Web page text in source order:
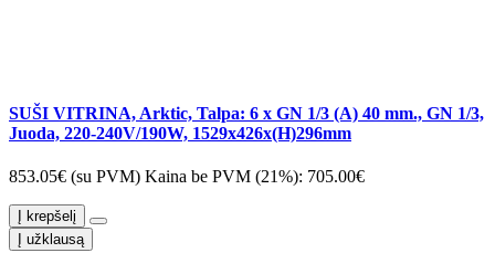
SUŠI VITRINA, Arktic, Talpa: 6 x GN 1/3 (A) 40 mm., GN 1/3,
Juoda, 220-240V/190W, 1529x426x(H)296mm
853.05€ (su PVM) Kaina be PVM (21%): 705.00€
Į krepšelį
Į užklausą